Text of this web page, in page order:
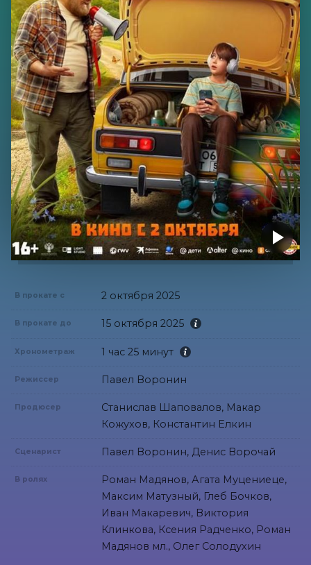
В прокате с 2 октября 2025
В прокате до 15 октября 2025
Хронометраж 1 час 25 минут
Режиссер Павел Воронин
Продюсер
Станислав Шаповалов, Макар
Кожухов, Константин Елкин
Сценарист Павел Воронин, Денис Ворочай
В ролях
Роман Мадянов, Агата Муцениеце,
Максим Матузный, Глеб Бочков,
Иван Макаревич, Виктория
Клинкова, Ксения Радченко, Роман
Мадянов мл., Олег Солодухин